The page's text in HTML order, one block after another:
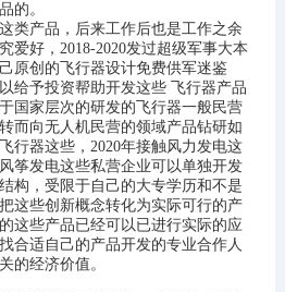
的。
类产品，后来工作后也是工作之余
爱好，2018-2020发过超级军事大本
原创的飞行器设计免费供军迷鉴
给予投资帮助开发这些 飞行器产品
国家层次的研发的飞行器一般民营
而向无人机民营的领域产品钻研如
行器这些，2020年接触风力发电这
筝发电这些私营企业可以单独开发
构，受限于自己的大专学历和不是
这些创新概念转化为实际可行的产
这些产品已经可以已进行实际的应
合适自己的产品开发的专业合作人
的经济价值。